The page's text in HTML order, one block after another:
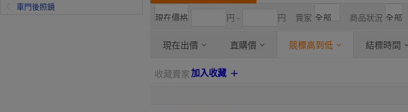
車門後照鏡
円 - 円 賣家 商品狀況
現在出價 直購價 競標高到低 結標時間
收藏賣家加入收藏